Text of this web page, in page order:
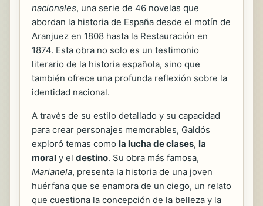
nacionales, una serie de 46 novelas que
abordan la historia de España desde el motín de
Aranjuez en 1808 hasta la Restauración en
1874. Esta obra no solo es un testimonio
literario de la historia española, sino que
también ofrece una profunda reflexión sobre la
identidad nacional.
A través de su estilo detallado y su capacidad
para crear personajes memorables, Galdós
exploró temas como la lucha de clases, la
moral y el destino. Su obra más famosa,
Marianela, presenta la historia de una joven
huérfana que se enamora de un ciego, un relato
que cuestiona la concepción de la belleza y la